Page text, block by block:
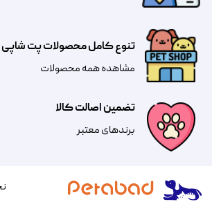
تضمین اصالت کالا
​​برندهای معتبر​​​​​​​
تنوع کامل محصولات پت شاپی
مشاهده همه محصولات